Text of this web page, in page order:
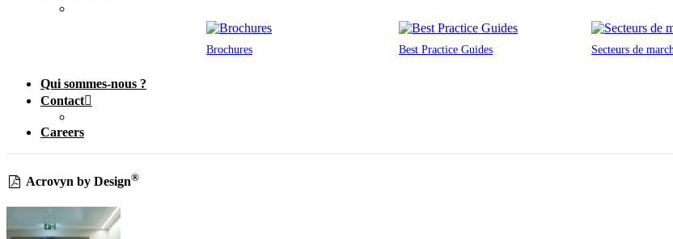
Brochures Best Practice Guides Secteurs de
Qui sommes-nous ?
Contact
Careers
Acrovyn by Design®